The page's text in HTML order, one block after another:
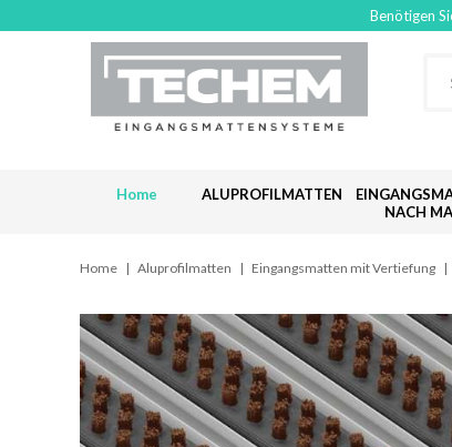
Benötigen
Home ALUPROFILMATTEN
NACH
Home | Aluprofilmatten | Eingangsmatten mit Vertiefung |